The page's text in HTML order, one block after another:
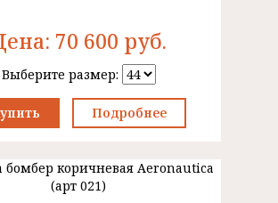
70 600 руб.
Выберите размер:
Подробнее